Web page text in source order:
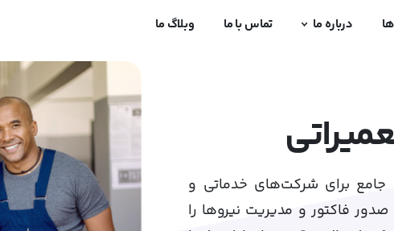
درباره ما تماس با ما وبلاگ ما
جامع برای شرکت‌های خدماتی و
فاکتور و مدیریت نیروها را